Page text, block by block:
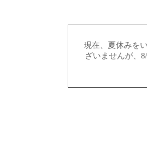
現在、夏休みを
ざいませんが、